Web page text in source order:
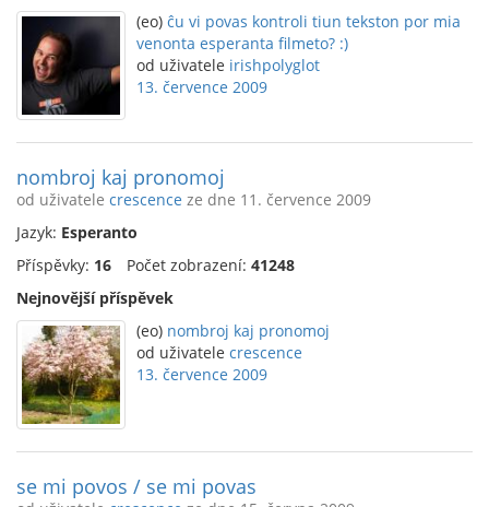
(eo) ĉu vi povas kontroli tiun tekston por mia
venonta esperanta filmeto? :)
od uživatele irishpolyglot
13. července 2009
nombroj kaj pronomoj
od uživatele crescence ze dne 11. července 2009
Jazyk: Esperanto
Příspěvky: 16 Počet zobrazení: 41248
Nejnovější příspěvek
(eo) nombroj kaj pronomoj
od uživatele crescence
13. července 2009
se mi povos / se mi povas